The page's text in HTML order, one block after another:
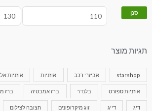
סנן
תגיות מוצר
starshop אביזרי רכב אוזניות אוזניות
אוזניות ספורט בלנדר ברז אמבטיה ברז
דיג דייג זוג מיקרופונים חצובה לצילום